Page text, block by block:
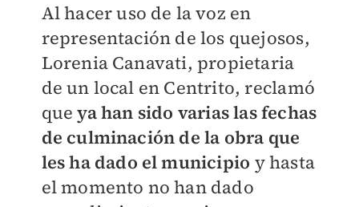
Al hacer uso de la voz en
representación de los quejosos,
Lorenia Canavati, propietaria
de un local en Centrito, reclamó
queya han sido varias las fechas
de culminación de la obra que
les ha dado el municipio y hasta
el momento no han dado